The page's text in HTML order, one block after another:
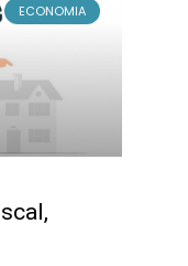
ECONOMIA